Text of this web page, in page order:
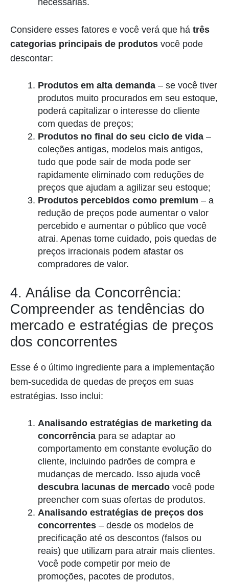
Considere esses fatores e você verá que há três
categorias principais de produtos você pode
descontar:
Produtos em alta demanda – se você tiver
produtos muito procurados em seu estoque,
poderá capitalizar o interesse do cliente
com quedas de preços;
Produtos no final do seu ciclo de vida –
coleções antigas, modelos mais antigos,
tudo que pode sair de moda pode ser
rapidamente eliminado com reduções de
preços que ajudam a agilizar seu estoque;
Produtos percebidos como premium – a
redução de preços pode aumentar o valor
percebido e aumentar o público que você
atrai. Apenas tome cuidado, pois quedas de
preços irracionais podem afastar os
compradores de valor.
4. Análise da Concorrência:
Compreender as tendências do
mercado e estratégias de preços
dos concorrentes
Esse é o último ingrediente para a implementação
bem-sucedida de quedas de preços em suas
estratégias. Isso inclui:
Analisando estratégias de marketing da
concorrência para se adaptar ao
comportamento em constante evolução do
cliente, incluindo padrões de compra e
mudanças de mercado. Isso ajuda você
descubra lacunas de mercado você pode
preencher com suas ofertas de produtos.
Analisando estratégias de preços dos
concorrentes – desde os modelos de
precificação até os descontos (falsos ou
reais) que utilizam para atrair mais clientes.
Você pode competir por meio de
promoções, pacotes de produtos,